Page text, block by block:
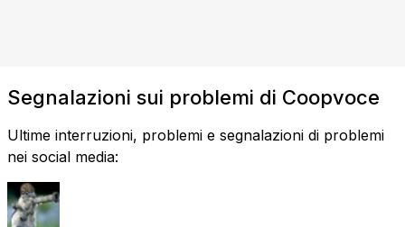
Segnalazioni sui problemi di Coopvoce
Ultime interruzioni, problemi e segnalazioni di problemi
nei social media: